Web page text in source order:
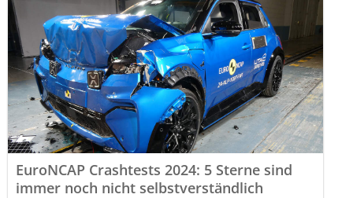
EuroNCAP Crashtests 2024: 5 Sterne sind
immer noch nicht selbstverständlich